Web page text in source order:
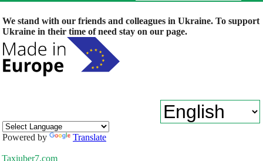
We stand with our friends and colleagues in Ukraine. To support
Ukraine in their time of need stay on our page.
Powered by Translate
Taxiuber7.com